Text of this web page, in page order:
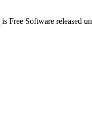
is Free Software released